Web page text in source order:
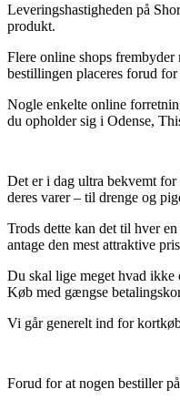
Leveringshastigheden på
produkt.
Flere online shops
bestillingen placeres forud
Nogle enkelte online
du opholder sig i Odense,
Det er i dag ultra bekvemt
deres varer – til drenge og
Trods dette kan det til hver
antage den mest attraktive
Du skal lige meget hvad ikke
Køb med gængse
Vi går generelt ind for
Forud for at nogen bestiller